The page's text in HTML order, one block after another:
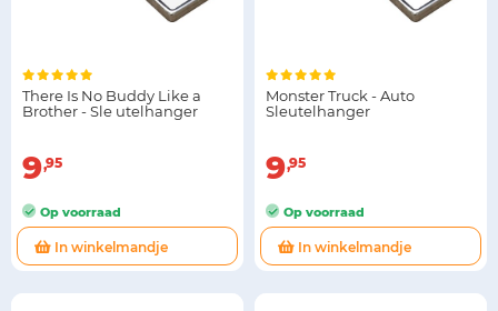
There Is No Buddy Like a
Brother - Sle utelhanger
9 95
Op voorraad
In winkelmandje
Monster Truck - Auto
Sleutelhanger
9 95
Op voorraad
In winkelmandje